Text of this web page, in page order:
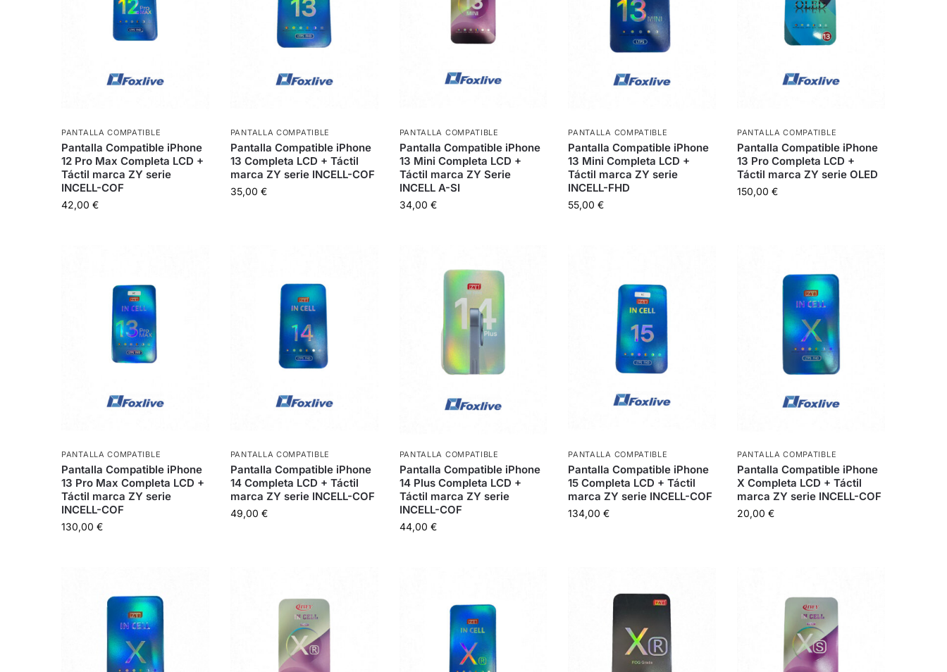
PANTALLA COMPATIBLE
Pantalla Compatible iPhone
12 Pro Max Completa LCD +
Táctil marca ZY serie
INCELL-COF
42,00 €
PANTALLA COMPATIBLE
Pantalla Compatible iPhone
13 Completa LCD + Táctil
marca ZY serie INCELL-COF
35,00 €
PANTALLA COMPATIBLE
Pantalla Compatible iPhone
13 Mini Completa LCD +
Táctil marca ZY Serie
INCELL A-SI
34,00 €
PANTALLA COMPATIBLE
Pantalla Compatible iPhone
13 Mini Completa LCD +
Táctil marca ZY serie
INCELL-FHD
55,00€
PANTALLA COMPATIBLE
Pantalla Compatible iPhone
13 Pro Completa LCD +
Táctil marca ZY serie OLED
150,00 €
PANTALLA COMPATIBLE
Pantalla Compatible iPhone
13 Pro Max Completa LCD +
Táctil marca ZY serie
INCELL-COF
130,00 €
PANTALLA COMPATIBLE
Pantalla Compatible iPhone
14 Completa LCD + Táctil
marca ZY serie INCELL-COF
49,00 €
PANTALLA COMPATIBLE
Pantalla Compatible iPhone
14 Plus Completa LCD +
Táctil marca ZY serie
INCELL-COF
44,00 €
PANTALLA COMPATIBLE
Pantalla Compatible iPhone
15 Completa LCD + Táctil
marca ZY serie INCELL-COF
134,00€
PANTALLA COMPATIBLE
Pantalla Compatible iPhone
X Completa LCD + Táctil
marca ZY serie INCELL-COF
20,00 €